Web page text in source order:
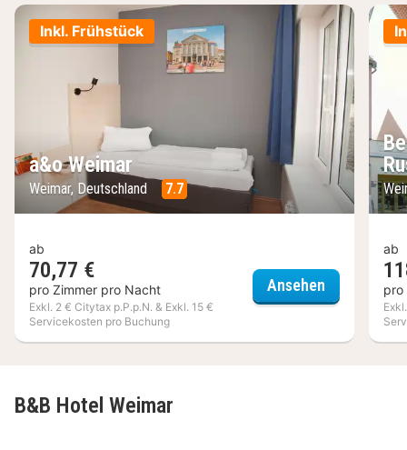
Inkl. Frühstück
a&o Weimar
Weimar, Deutschland 7.7
ab
70,77 €
pro Zimmer pro Nacht
Exkl. 2 € Citytax p.P.p.N. & Exkl. 15 €
Servicekosten pro Buchung
Ansehen a&o Weimar
ab
pro
B&B Hotel Weimar